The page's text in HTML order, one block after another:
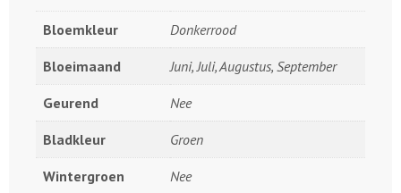
Bloemkleur Donkerrood
Bloeimaand Juni, Juli, Augustus, September
Geurend Nee
Bladkleur Groen
Wintergroen Nee